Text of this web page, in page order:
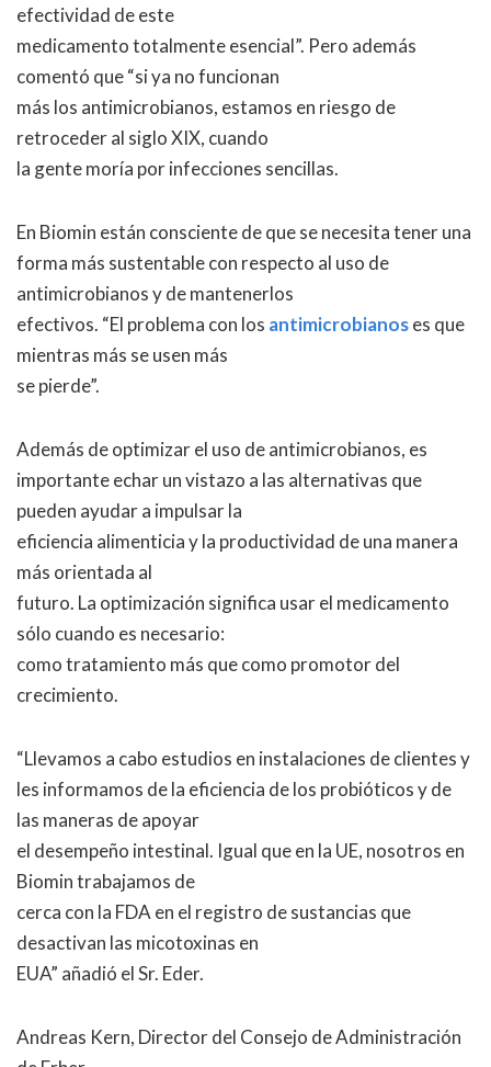
efectividad de este
medicamento totalmente esencial”. Pero además
comentó que “si ya no funcionan
más los antimicrobianos, estamos en riesgo de
retroceder al siglo XIX, cuando
la gente moría por infecciones sencillas.
En Biomin están consciente de que se necesita tener una
forma más sustentable con respecto al uso de
antimicrobianos y de mantenerlos
efectivos. “El problema con los antimicrobianoses que
mientras más se usen más
se pierde”.
Además de optimizar el uso de antimicrobianos, es
importante echar un vistazo a las alternativas que
pueden ayudar a impulsar la
eficiencia alimenticia y la productividad de una manera
más orientada al
futuro. La optimización significa usar el medicamento
sólo cuando es necesario:
como tratamiento más que como promotor del
crecimiento.
“Llevamos a cabo estudios en instalaciones de clientes y
les informamos de la eficiencia de los probióticos y de
las maneras de apoyar
el desempeño intestinal. Igual que en la UE, nosotros en
Biomin trabajamos de
cerca con la FDA en el registro de sustancias que
desactivan las micotoxinas en
EUA” añadió el Sr. Eder.
Andreas Kern, Director del Consejo de Administración